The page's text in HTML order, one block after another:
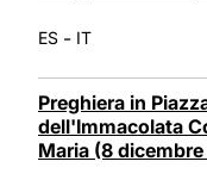
ES - IT
Preghiera in
dell'Immacolata
Maria (8 dicembre